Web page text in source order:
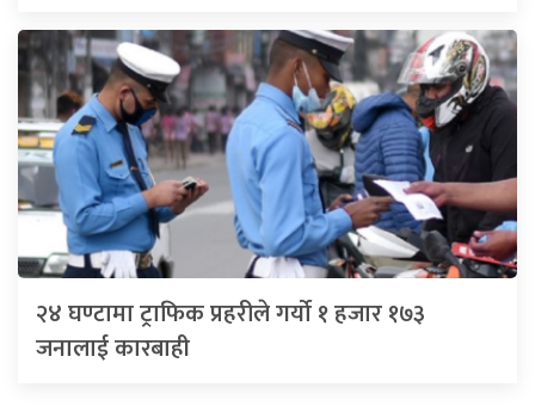
२४ घण्टामा ट्राफिक प्रहरीले गर्यो १ हजार १७३
जनालाई कारबाही